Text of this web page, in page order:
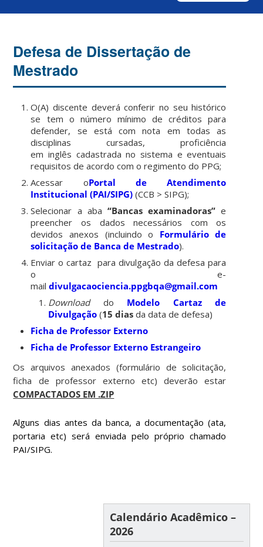
Defesa de Dissertação de
Mestrado
O(A) discente deverá conferir no seu histórico
se tem o número mínimo de créditos para
defender, se está com nota em todas as
disciplinas cursadas, proficiência
em inglês cadastrada no sistema e eventuais
requisitos de acordo com o regimento do PPG;
Acessar oPortal de Atendimento
Institucional (PAI/SIPG) (CCB > SIPG);
Selecionar a aba “Bancas examinadoras” e
preencher os dados necessários com os
devidos anexos (incluindo o Formulário de
solicitação de Banca de Mestrado).
Enviar o cartaz para divulgação da defesa para
o e-
maildivulgacaociencia.ppgbqa@gmail.com
Downloaddo Modelo Cartaz de
Divulgação (15 dias da data de defesa)
Ficha de Professor Externo
Ficha de Professor Externo Estrangeiro
Os arquivos anexados (formulário de solicitação,
ficha de professor externo etc) deverão estar
COMPACTADOS EM .ZIP
Alguns dias antes da banca, a documentação (ata,
portaria etc) será enviada pelo próprio chamado
PAI/SIPG.
Calendário Acadêmico –
2026